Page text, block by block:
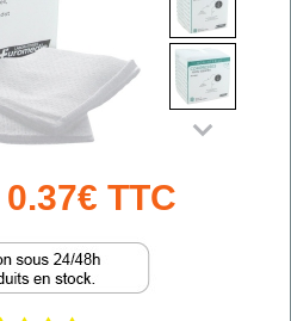
0.37€ TTC